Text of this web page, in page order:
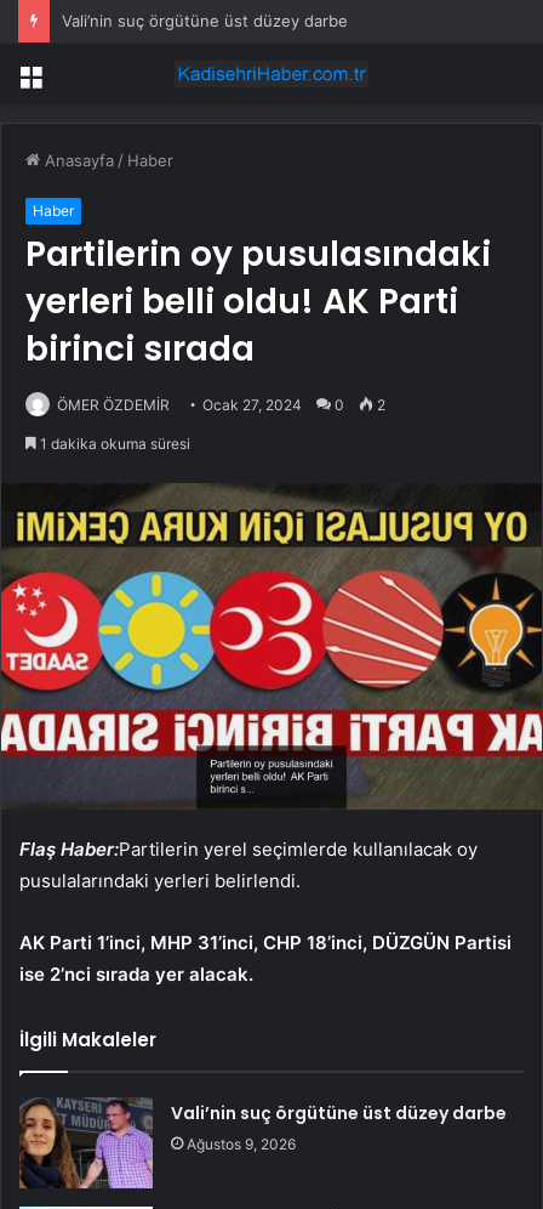
Vali’nin suç örgütüne üst düzey darbe
Menü
Anasayfa / Haber
Haber
Partilerin oy pusulasındaki
yerleri belli oldu! AK Parti
birinci sırada
ÖMER ÖZDEMİR Ocak 27, 2024 0 2
1 dakika okuma süresi
Flaş Haber:Partilerin yerel seçimlerde kullanılacak oy
pusulalarındaki yerleri belirlendi.
AK Parti 1’inci, MHP 31’inci, CHP 18’inci, DÜZGÜN Partisi
ise 2’nci sırada yer alacak.
İlgili Makaleler
Vali’nin suç örgütüne üst düzey darbe
Ağustos 9, 2026